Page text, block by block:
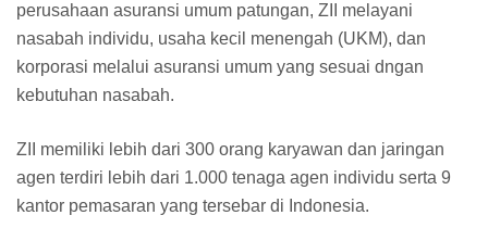
perusahaan asuransi umum patungan, ZII melayani
nasabah individu, usaha kecil menengah (UKM), dan
korporasi melalui asuransi umum yang sesuai dngan
kebutuhan nasabah.
ZII memiliki lebih dari 300 orang karyawan dan jaringan
agen terdiri lebih dari 1.000 tenaga agen individu serta 9
kantor pemasaran yang tersebar di Indonesia.